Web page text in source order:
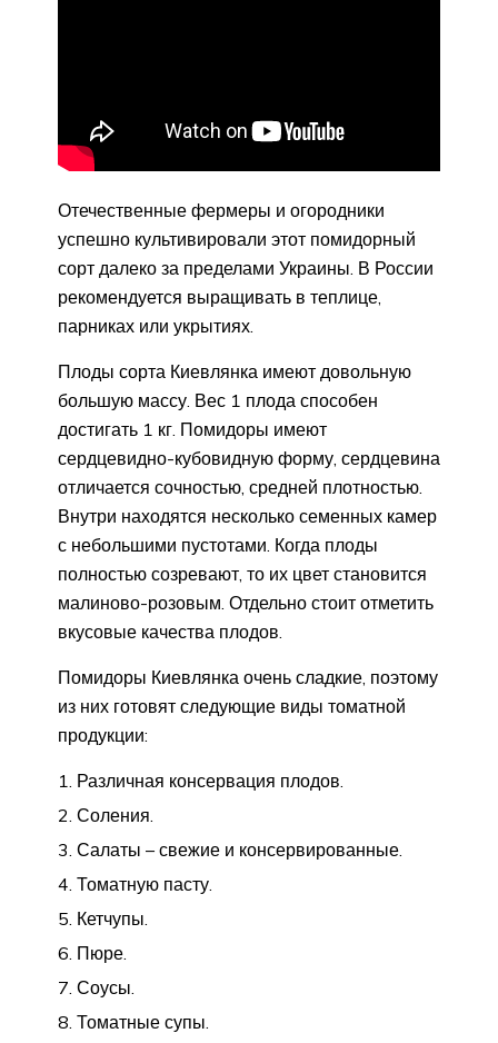
Отечественные фермеры и огородники
успешно культивировали этот помидорный
сорт далеко за пределами Украины. В России
рекомендуется выращивать в теплице,
парниках или укрытиях.
Плоды сорта Киевлянка имеют довольную
большую массу. Вес 1 плода способен
достигать 1 кг. Помидоры имеют
сердцевидно-кубовидную форму, сердцевина
отличается сочностью, средней плотностью.
Внутри находятся несколько семенных камер
с небольшими пустотами. Когда плоды
полностью созревают, то их цвет становится
малиново-розовым. Отдельно стоит отметить
вкусовые качества плодов.
Помидоры Киевлянка очень сладкие, поэтому
из них готовят следующие виды томатной
продукции:
Различная консервация плодов.
Соления.
Салаты – свежие и консервированные.
Томатную пасту.
Кетчупы.
Пюре.
Соусы.
Томатные супы.